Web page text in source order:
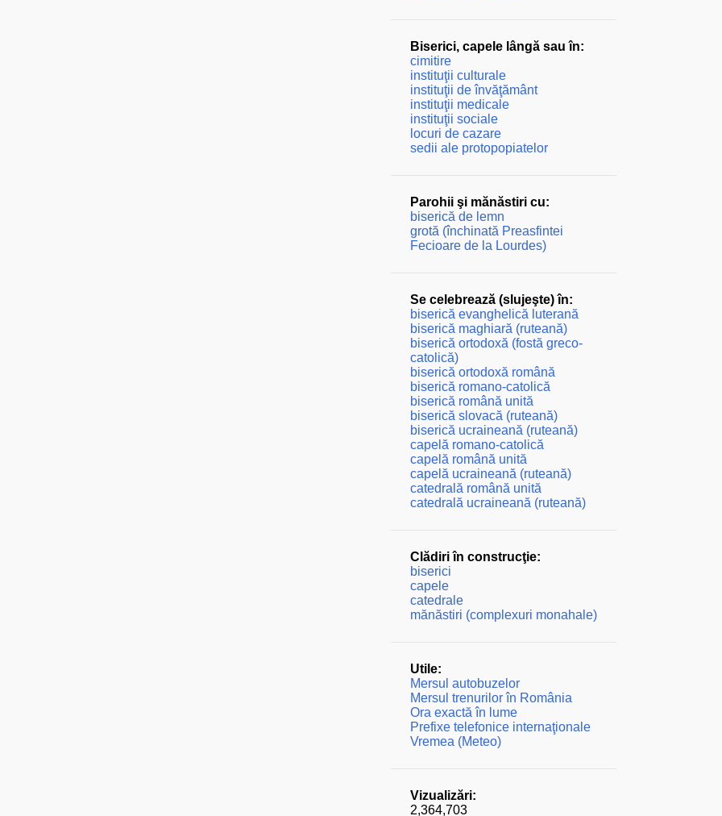
Biserici, capele lângă sau în:
cimitire
instituţii culturale
instituţii de învăţământ
instituţii medicale
instituţii sociale
locuri de cazare
sedii ale protopopiatelor
Parohii şi mănăstiri cu:
biserică de lemn
grotă (închinată Preasfintei
Fecioare de la Lourdes)
Se celebrează (slujeşte) în:
biserică evanghelică luterană
biserică maghiară (ruteană)
biserică ortodoxă (fostă greco-
catolică)
biserică ortodoxă română
biserică romano-catolică
biserică română unită
biserică slovacă (ruteană)
biserică ucraineană (ruteană)
capelă romano-catolică
capelă română unită
capelă ucraineană (ruteană)
catedrală română unită
catedrală ucraineană (ruteană)
Clădiri în construcţie:
biserici
capele
catedrale
mănăstiri (complexuri monahale)
Utile:
Mersul autobuzelor
Mersul trenurilor în România
Ora exactă în lume
Prefixe telefonice internaţionale
Vremea (Meteo)
Vizualizări:
2,364,703